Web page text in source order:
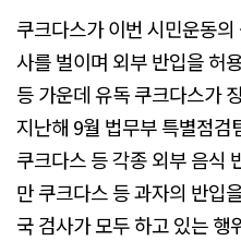
쿠크다스가 이번 시민운동
사를 벌이며 외부 반입을 허
등 가운데 유독 쿠크다스가
지난해 9월 법무부 특별점검
쿠크다스 등 각종 외부 음식
만 쿠크다스 등 과자의 반입
국 검사가 모두 하고 있는 행